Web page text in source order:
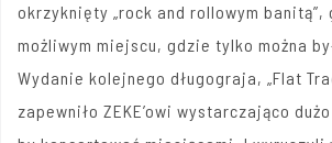
okrzyknięty „rock and rollowym banitą”,
możliwym miejscu, gdzie tylko można
Wydanie kolejnego długograja, „Flat
zapewniło ZEKE’owi wystarczająco